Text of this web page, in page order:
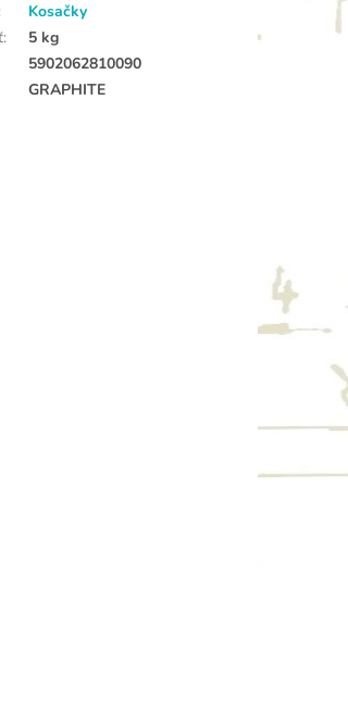
:
Kosačky
:
5 kg
5902062810090
GRAPHITE